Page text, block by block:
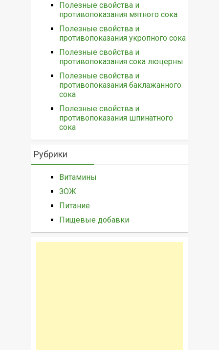
Полезные свойства и
противопоказания мятного сока
Полезные свойства и
противопоказания укропного сока
Полезные свойства и
противопоказания сока люцерны
Полезные свойства и
противопоказания баклажанного
сока
Полезные свойства и
противопоказания шпинатного
сока
Рубрики
Витамины
ЗОЖ
Питание
Пищевые добавки